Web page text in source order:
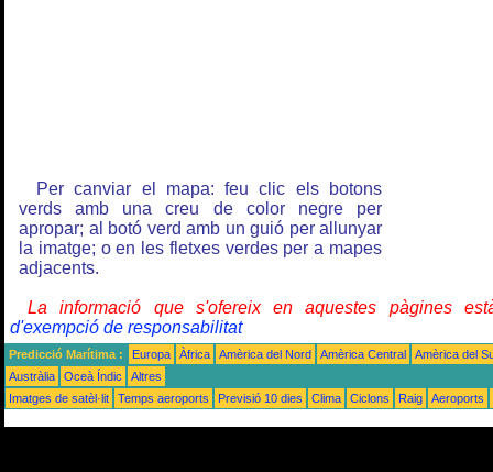
Per canviar el mapa: feu clic els botons
verds amb una creu de color negre per
apropar; al botó verd amb un guió per allunyar
la imatge; o en les fletxes verdes per a mapes
adjacents.
La informació que s'ofereix en aquestes pàgines
d'exempció de responsabilitat
Predicció Marítima : Europa Àfrica Amèrica del Nord Amèrica Central
Amèrica del
Austràlia
Oceà Índic
Altres
Imatges de satèl·lit
Temps aeroports Previsió 10 dies Clima Ciclons Raig Aeroports